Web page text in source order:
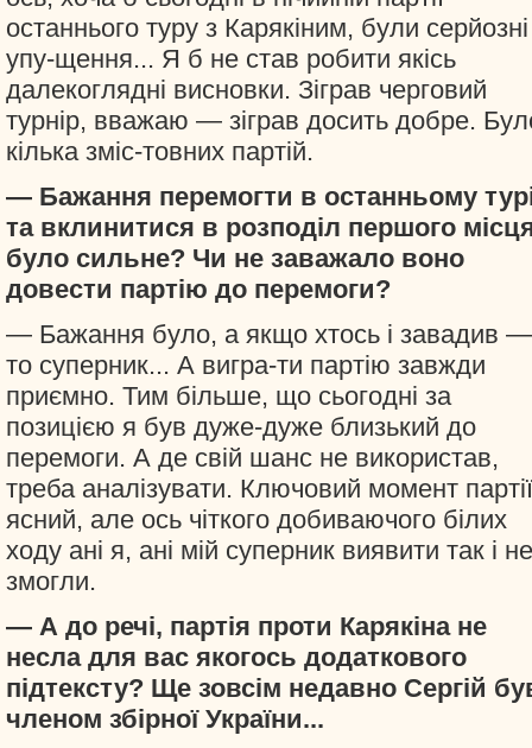
останнього туру з Карякіним, були серйозні
упу-щення... Я б не став робити якісь
далекоглядні висновки. Зіграв черговий
турнір, вважаю — зіграв досить добре.
кілька зміс-товних партій.
— Бажання перемогти в останньому
та вклинитися в розподіл першого
було сильне? Чи не заважало воно
довести партію до перемоги?
— Бажання було, а якщо хтось і завадив —
то суперник... А вигра-ти партію завжди
приємно. Тим більше, що сьогодні за
позицією я був дуже-дуже близький до
перемоги. А де свій шанс не використав,
треба аналізувати. Ключовий момент партії
ясний, але ось чіткого добиваючого білих
ходу ані я, ані мій суперник виявити так і не
змогли.
— А до речі, партія проти Карякіна не
несла для вас якогось додаткового
підтексту? Ще зовсім недавно Сергій
членом збірної України...